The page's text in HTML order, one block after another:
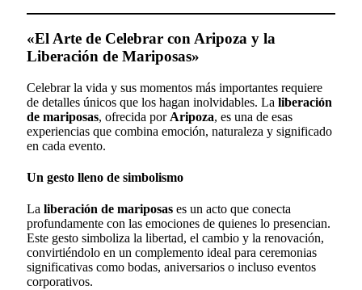
«El Arte de Celebrar con Aripoza y la
Liberación de Mariposas»
Celebrar la vida y sus momentos más importantes requiere
de detalles únicos que los hagan inolvidables. La liberación
de mariposas, ofrecida por Aripoza, es una de esas
experiencias que combina emoción, naturaleza y significado
en cada evento.
Un gesto lleno de simbolismo
La liberación de mariposas es un acto que conecta
profundamente con las emociones de quienes lo presencian.
Este gesto simboliza la libertad, el cambio y la renovación,
convirtiéndolo en un complemento ideal para ceremonias
significativas como bodas, aniversarios o incluso eventos
corporativos.